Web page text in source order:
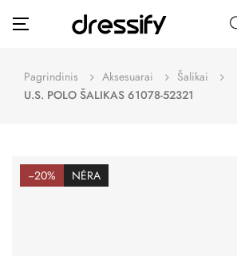
Toggle
navigation
☰
Pagrindinis Aksesuarai
Šalikai
U.S. POLO ŠALIKAS 61078-52321
−20% NĖRA